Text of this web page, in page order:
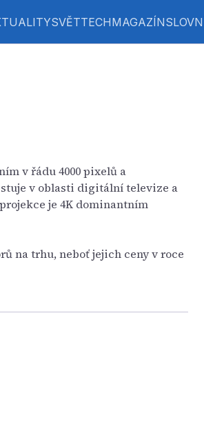
SVĚTTECHMAGAZÍN
v řádu 4000 pixelů a
v oblasti digitální televize a
je 4K dominantním
na trhu, neboť jejich ceny v roce